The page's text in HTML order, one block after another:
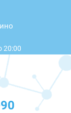
20:00